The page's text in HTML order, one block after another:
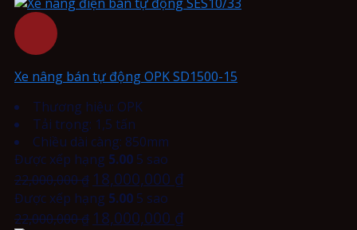
Xe nâng bán tự động OPK SD1500-15
Thương hiệu: OPK
Tải trọng: 1,5 tấn
Chiều dài càng: 850mm
Được xếp hạng 5.00 5 sao
22,000,000₫ 18,000,000 ₫
Được xếp hạng 5.00 5 sao
22,000,000₫ 18,000,000 ₫